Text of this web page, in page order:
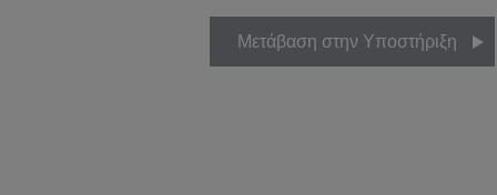
Μετάβαση στην Υποστήριξη